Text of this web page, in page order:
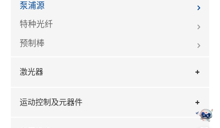
泵浦源
特种光纤
预制棒
激光器
运动控制及元器件